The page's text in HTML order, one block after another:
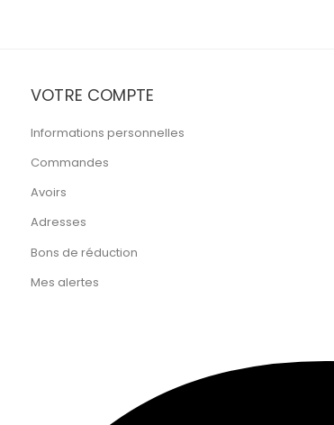
VOTRE COMPTE
Informations personnelles
Commandes
Avoirs
Adresses
Bons de réduction
Mes alertes